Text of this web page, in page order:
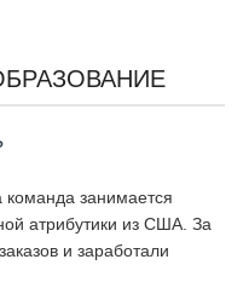
занимается
атрибутики из США. За
и заработали